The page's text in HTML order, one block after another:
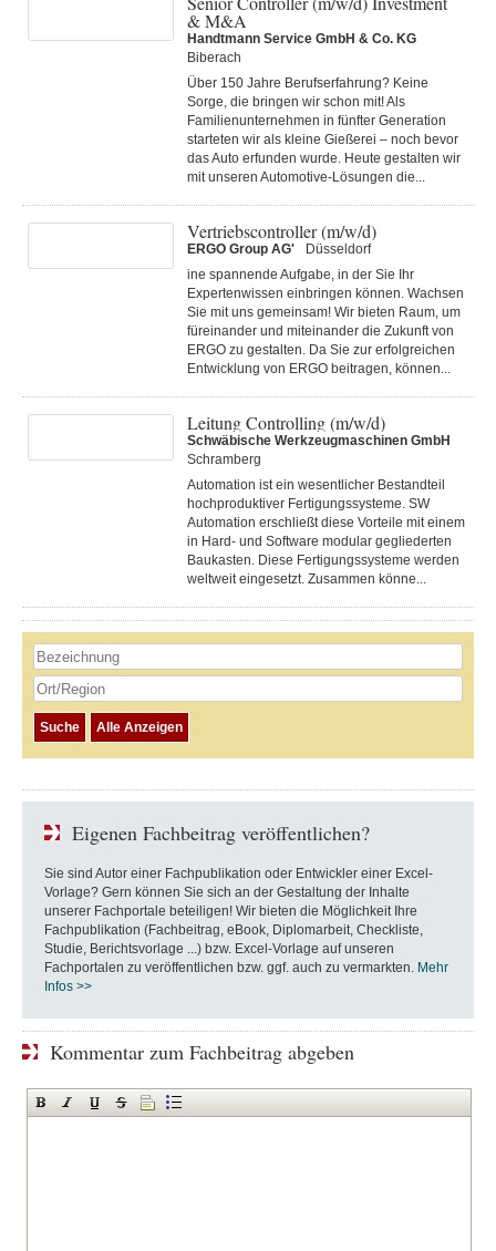
& M&A
Handtmann Service GmbH & Co. KG
Biberach
Über 150 Jahre Berufserfahrung? Keine
Sorge, die bringen wir schon mit! Als
Familienunternehmen in fünfter Generation
starteten wir als kleine Gießerei – noch bevor
das Auto erfunden wurde. Heute gestalten wir
mit unseren Automotive-Lösungen die...
Vertriebscontroller (m/w/d)
ERGO Group AG'
Düsseldorf
ine spannende Aufgabe, in der Sie Ihr
Expertenwissen einbringen können. Wachsen
Sie mit uns gemeinsam! Wir bieten Raum, um
füreinander und miteinander die Zukunft von
ERGO zu gestalten. Da Sie zur erfolgreichen
Entwicklung von ERGO beitragen, können...
Leitung Controlling (m/w/d)
Schwäbische Werkzeugmaschinen GmbH
Schramberg
Automation ist ein wesentlicher Bestandteil
hochproduktiver Fertigungssysteme. SW
Automation erschließt diese Vorteile mit einem
in Hard- und Software modular gegliederten
Baukasten. Diese Fertigungs­systeme werden
weltweit eingesetzt. Zusammen könne...
Eigenen Fachbeitrag veröffentlichen?
Sie sind Autor einer Fachpublikation oder Entwickler einer Excel-
Vorlage? Gern können Sie sich an der Gestaltung der Inhalte
unserer Fachportale beteiligen! Wir bieten die Möglichkeit Ihre
Fachpublikation (Fachbeitrag, eBook, Diplomarbeit, Checkliste,
Studie, Berichtsvorlage ...) bzw. Excel-Vorlage auf unseren
Fachportalen zu veröffentlichen bzw. ggf. auch zu vermarkten. Mehr
Infos >>
Kommentar zum Fachbeitrag abgeben